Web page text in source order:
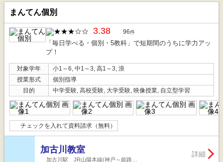
まんてん個別
3.38 96件
「毎日学べる・個別・5教科」で短期間のうちに学力アッ
プ！
対象学年
小1～6, 中1～3, 高1～3, 浪
授業形式
個別指導
目的
中学受験, 高校受験, 大学受験, 映像授業, 自立型学習
チェックを入れて資料請求（無料）
加古川教室
加古川駅 JR山陽本線(神戸～姫路…
詳細